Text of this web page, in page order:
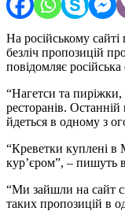
На російському
безліч пропозицій
повідомляє
“Нагетси та
ресторанів.
йдеться в одному з
“Креветки куплені
кур’єром”, – пишуть
“Ми зайшли на сайт
таких пропозицій в